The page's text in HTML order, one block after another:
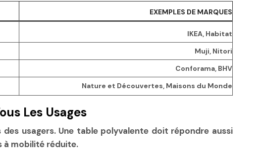
EXEMPLES DE MARQUES
IKEA, Habitat
Muji, Nitori
Conforama, BHV
Nature et Découvertes, Maisons du Monde
Les Usages
usagers. Une table polyvalente doit répondre aussi
à mobilité réduite.